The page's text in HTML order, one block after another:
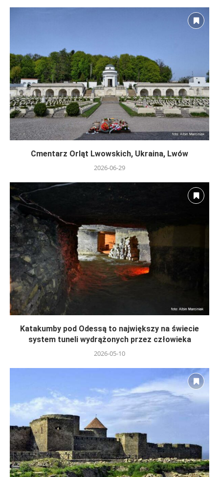
Cmentarz Orląt Lwowskich, Ukraina, Lwów
2026-06-29
Katakumby pod Odessą to największy na świecie
system tuneli wydrążonych przez człowieka
2026-05-10